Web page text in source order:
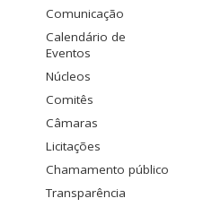
Comunicação
Calendário de
Eventos
Núcleos
Comitês
Câmaras
Licitações
Chamamento público
Transparência